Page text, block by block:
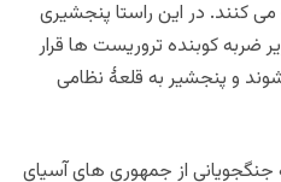
کنند. در این راستا پنجشیری
کوبنده تروریست ها قرار
شوند و پنجشیر به قلعۀ نظامی
جنگجویانی از جمهوری های آسیای